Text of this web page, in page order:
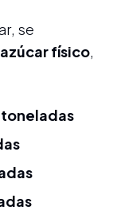
se
físico,